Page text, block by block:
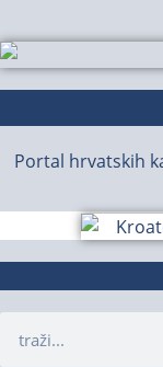
Portal hrvatskih